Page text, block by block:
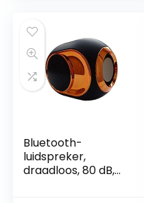
Bluetooth-
luidspreker,
draadloos, 80 dB,